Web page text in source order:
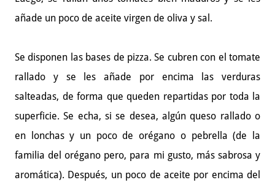
añade un poco de aceite virgen de oliva y sal.
Se disponen las bases de pizza. Se cubren con el tomate
rallado y se les añade por encima las verduras
salteadas, de forma que queden repartidas por toda la
superficie. Se echa, si se desea, algún queso rallado o
en lonchas y un poco de orégano o pebrella (de la
familia del orégano pero, para mi gusto, más sabrosa y
aromática). Después, un poco de aceite por encima del